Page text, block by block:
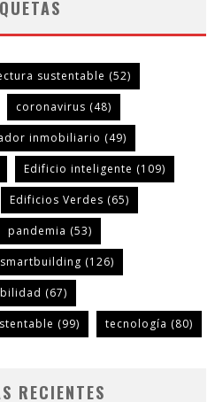
sustentable (52)
coronavirus (48)
inmobiliario (49)
Edificio inteligente (109)
Edificios Verdes (65)
pandemia (53)
smartbuilding (126)
(67)
(99) tecnología (80)
RECIENTES